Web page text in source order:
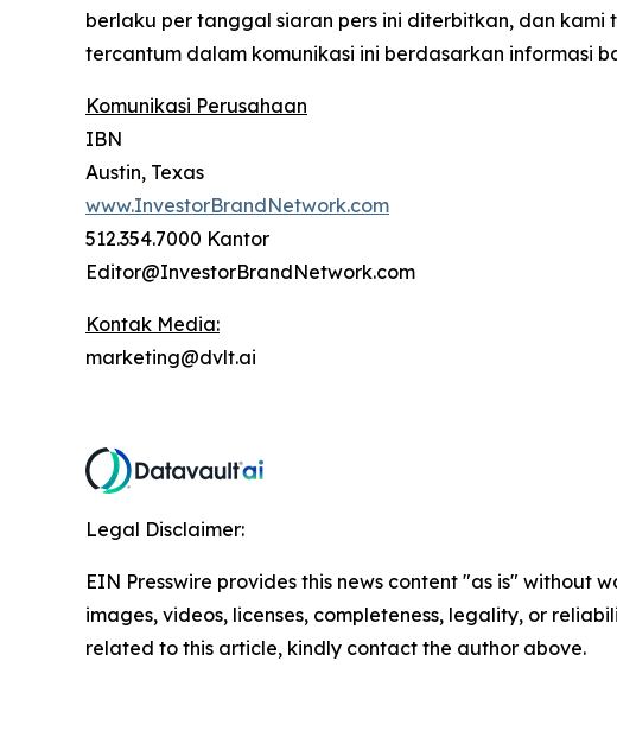
berlaku per tanggal siaran pers ini diterbitkan, dan
tercantum dalam komunikasi ini berdasarkan informasi
Komunikasi Perusahaan
IBN
Austin, Texas
www.InvestorBrandNetwork.com
512.354.7000 Kantor
Editor@InvestorBrandNetwork.com
Kontak Media:
marketing@dvlt.ai
Legal Disclaimer:
EIN Presswire provides this news content "as is"
images, videos, licenses, completeness, legality, or
related to this article, kindly contact the author above.